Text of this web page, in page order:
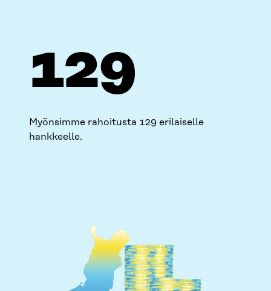
129
Myönsimme rahoitusta 129 erilaiselle
hankkeelle.